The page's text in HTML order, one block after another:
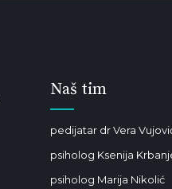
Naš tim
pedijatar dr Vera
psiholog Ksenija
psiholog Marija Nikolić